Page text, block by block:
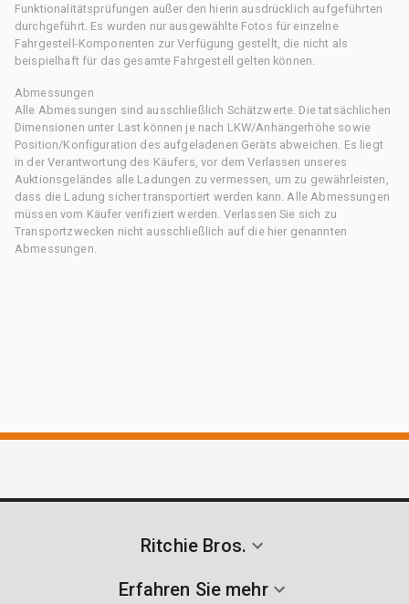
Funktionalitätsprüfungen außer den hierin ausdrücklich aufgeführten
durchgeführt. Es wurden nur ausgewählte Fotos für einzelne
Fahrgestell-Komponenten zur Verfügung gestellt, die nicht als
beispielhaft für das gesamte Fahrgestell gelten können.
Abmessungen
Alle Abmessungen sind ausschließlich Schätzwerte. Die tatsächlichen
Dimensionen unter Last können je nach LKW/Anhängerhöhe sowie
Position/Konfiguration des aufgeladenen Geräts abweichen. Es liegt
in der Verantwortung des Käufers, vor dem Verlassen unseres
Auktionsgeländes alle Ladungen zu vermessen, um zu gewährleisten,
dass die Ladung sicher transportiert werden kann. Alle Abmessungen
müssen vom Käufer verifiziert werden. Verlassen Sie sich zu
Transportzwecken nicht ausschließlich auf die hier genannten
Abmessungen.
Ritchie Bros.
Erfahren Sie mehr